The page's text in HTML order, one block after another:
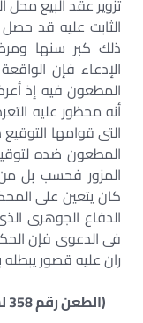
تزوير عقد البيع
الثابت عليه قد
ذلك كبر سنها
الإدعاء فإن
المطعون فيه إذ
أنه محظور عليه
التى قوامها
المطعون ضده
المزور فحسب بل
كان يتعين على
الدفاع الجوهرى
فى الدعوى فإن
ران عليه قصور
(الطعن رقم 358 لسنة 67 ق مدنى جلسة 30/6/2009).